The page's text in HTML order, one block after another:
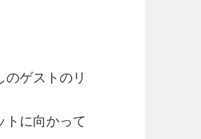
ゲストのリ
トに向かって